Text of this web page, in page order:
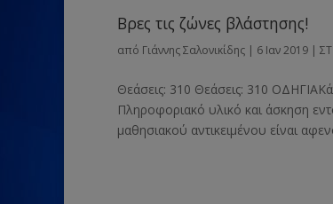
Βρες τις ζώνες βλάστησης!
από Γιάννης Σαλονικίδης | 6 Ιαν 2019 |
Θεάσεις: 310 Θεάσεις: 310
Πληροφοριακό υλικό και άσκηση
μαθησιακού αντικειμένου είναι